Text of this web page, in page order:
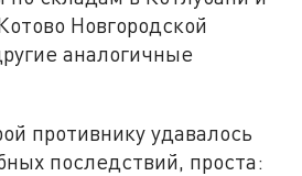
Новгородской
аналогичные
противнику удавалось
последствий, проста: